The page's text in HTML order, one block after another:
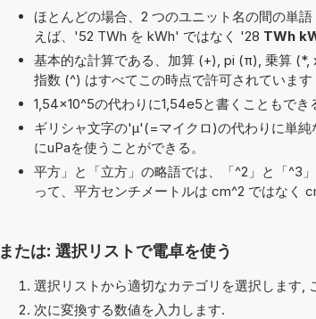
ほとんどの場合、2 つのユニット名の間の単
えば、'52 TWh を kWh' ではなく '28 TWh
基本的な計算である、加算 (+), pi (π), 乗算
指数 (^) はすべてこの時点で許可されています
1,54×10^5の代わりに1,54e5と書くこともでき
ギリシャ文字の'μ'(=マイクロ)の代わりに単
にuPaを使うことができる。
平方」と「立方」の略語では、「^2」と「^3
って、平方センチメートルは cm^2 ではなく
または: 選択リストで電卓を使う
選択リストから適切なカテゴリを選択します,
次に変換する数値を入力します.